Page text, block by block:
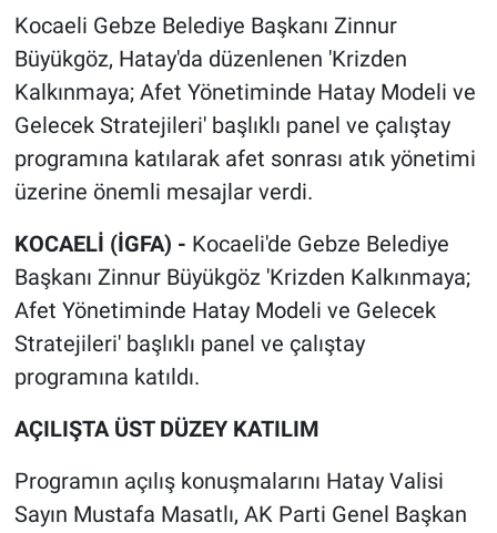
Kocaeli Gebze Belediye Başkanı Zinnur
Büyükgöz, Hatay'da düzenlenen 'Krizden
Kalkınmaya; Afet Yönetiminde Hatay Modeli ve
Gelecek Stratejileri' başlıklı panel ve çalıştay
programına katılarak afet sonrası atık yönetimi
üzerine önemli mesajlar verdi.
KOCAELİ (İGFA) - Kocaeli'de Gebze Belediye
Başkanı Zinnur Büyükgöz 'Krizden Kalkınmaya;
Afet Yönetiminde Hatay Modeli ve Gelecek
Stratejileri' başlıklı panel ve çalıştay
programına katıldı.
AÇILIŞTA ÜST DÜZEY KATILIM
Programın açılış konuşmalarını Hatay Valisi
Sayın Mustafa Masatlı, AK Parti Genel Başkan